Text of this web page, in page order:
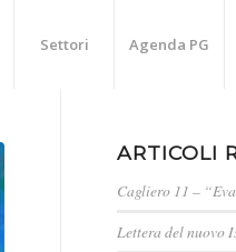
Settori Agenda PG
ARTICOLI
Cagliero 11 –
Lettera del nuovo